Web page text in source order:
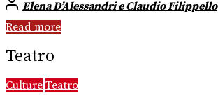
Elena D’Alessandri e Claudio Filippello
Read more
Teatro
Culture Teatro